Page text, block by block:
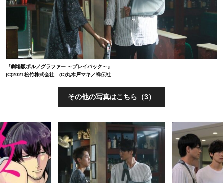
『劇場版ポルノグラファー ～プレイバック～』
(C)2021松竹株式会社 (C)丸木戸マキ／祥伝社
その他の写真はこちら（3）